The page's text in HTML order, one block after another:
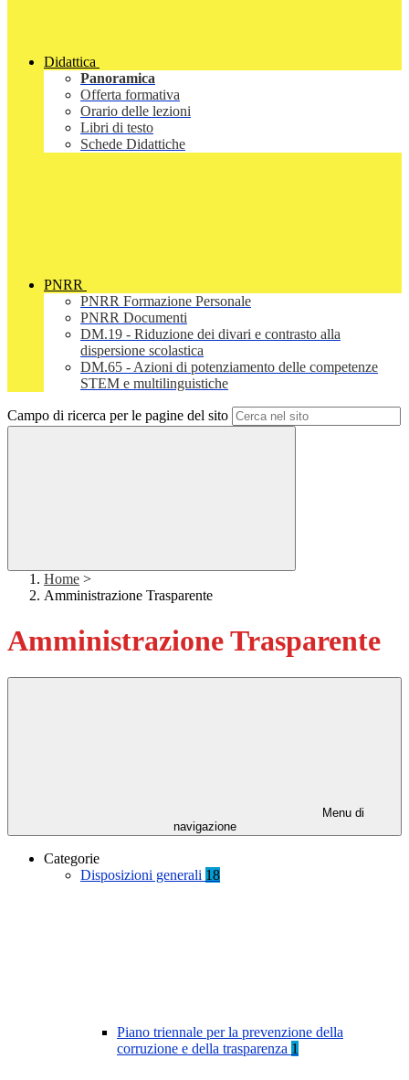
Didattica
Panoramica
Offerta formativa
Orario delle lezioni
Libri di testo
Schede Didattiche
PNRR
PNRR Formazione Personale
PNRR Documenti
DM.19 - Riduzione dei divari e contrasto alla
dispersione scolastica
DM.65 - Azioni di potenziamento delle competenze
STEM e multilinguistiche
Campo di ricerca per le pagine del sito
Home >
Amministrazione Trasparente
Amministrazione Trasparente
Menu di
navigazione
Categorie
Disposizioni generali 18
Piano triennale per la prevenzione della
corruzione e della trasparenza 1